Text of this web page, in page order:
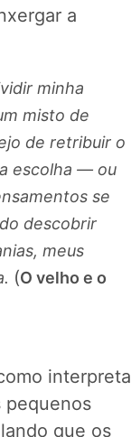
a
minha
misto de
de retribuir o
escolha — ou
se
descobrir
meus
(O velho e o
interpreta
pequenos
que os